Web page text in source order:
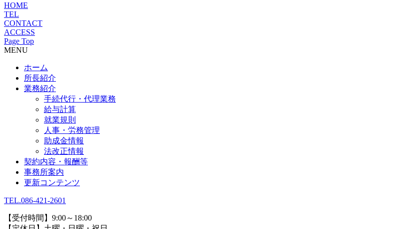
HOME
TEL
CONTACT
ACCESS
Page Top
MENU
ホーム
所長紹介
業務紹介
手続代行・代理業務
給与計算
就業規則
人事・労務管理
助成金情報
法改正情報
契約内容・報酬等
事務所案内
更新コンテンツ
TEL.086-421-2601
【受付時間】9:00～18:00